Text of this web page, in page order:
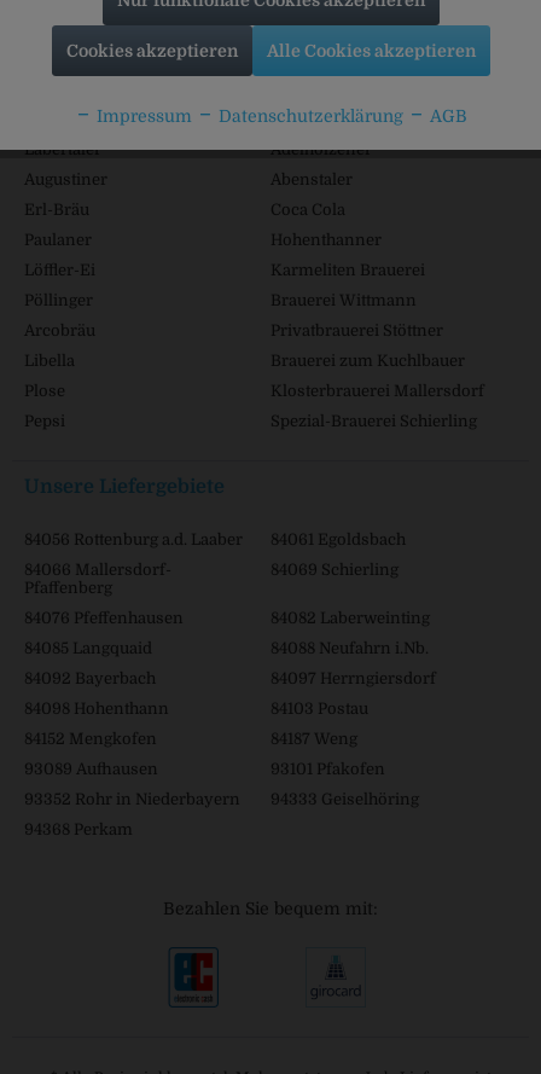
Informationen
Labertaler
Adelholzener
Augustiner
Abenstaler
Erl-Bräu
Coca Cola
Paulaner
Hohenthanner
Löffler-Ei
Karmeliten Brauerei
Pöllinger
Brauerei Wittmann
Arcobräu
Privatbrauerei Stöttner
Libella
Brauerei zum Kuchlbauer
Plose
Klosterbrauerei Mallersdorf
Pepsi
Spezial-Brauerei Schierling
Unsere Liefergebiete
84056 Rottenburg a.d. Laaber
84061 Egoldsbach
84066 Mallersdorf-
Pfaffenberg
84069 Schierling
84076 Pfeffenhausen
84082 Laberweinting
84085 Langquaid
84088 Neufahrn i.Nb.
84092 Bayerbach
84097 Herrngiersdorf
84098 Hohenthann
84103 Postau
84152 Mengkofen
84187 Weng
93089 Aufhausen
93101 Pfakofen
93352 Rohr in Niederbayern
94333 Geiselhöring
94368 Perkam
Bezahlen Sie bequem mit:
Cookies akzeptieren Alle Cookies akzeptieren
Impressum Datenschutzerklärung AGB